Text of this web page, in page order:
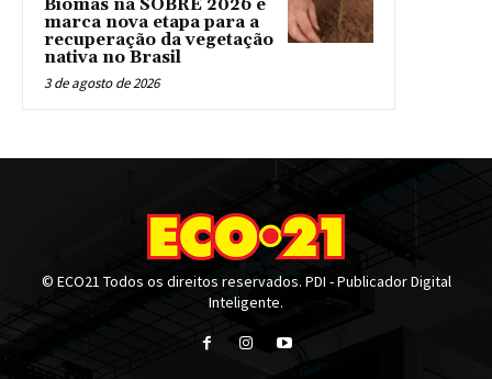
Biomas na SOBRE 2026 e
marca nova etapa para a
recuperação da vegetação
nativa no Brasil
3 de agosto de 2026
© ECO21 Todos os direitos reservados. PDI - Publicador Digital
Inteligente.